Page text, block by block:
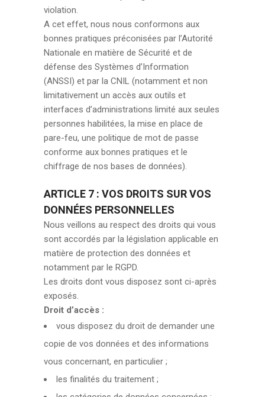
violation.
A cet effet, nous nous conformons aux
bonnes pratiques préconisées par l’Autorité
Nationale en matière de Sécurité et de
défense des Systèmes d’Information
(ANSSI) et par la CNIL (notamment et non
limitativement un accès aux outils et
interfaces d’administrations limité aux seules
personnes habilitées, la mise en place de
pare-feu, une politique de mot de passe
conforme aux bonnes pratiques et le
chiffrage de nos bases de données).
ARTICLE 7 : VOS DROITS SUR VOS
DONNÉES PERSONNELLES
Nous veillons au respect des droits qui vous
sont accordés par la législation applicable en
matière de protection des données et
notamment par le RGPD.
Les droits dont vous disposez sont ci-après
exposés.
Droit d’accès :
vous disposez du droit de demander une
copie de vos données et des informations
vous concernant, en particulier ;
les finalités du traitement ;